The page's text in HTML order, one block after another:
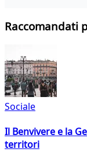
Raccomandati
Sociale
Il Benvivere e la
territori